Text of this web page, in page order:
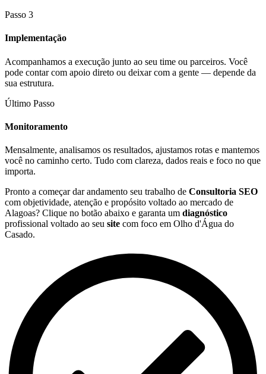
Passo 3
Implementação
Acompanhamos a execução junto ao seu time ou parceiros. Você
pode contar com apoio direto ou deixar com a gente — depende da
sua estrutura.
Último Passo
Monitoramento
Mensalmente, analisamos os resultados, ajustamos rotas e mantemos
você no caminho certo. Tudo com clareza, dados reais e foco no que
importa.
Pronto a começar dar andamento seu trabalho de Consultoria SEO
com objetividade, atenção e propósito voltado ao mercado de
Alagoas? Clique no botão abaixo e garanta um diagnóstico
profissional voltado ao seu site com foco em Olho d'Água do
Casado.